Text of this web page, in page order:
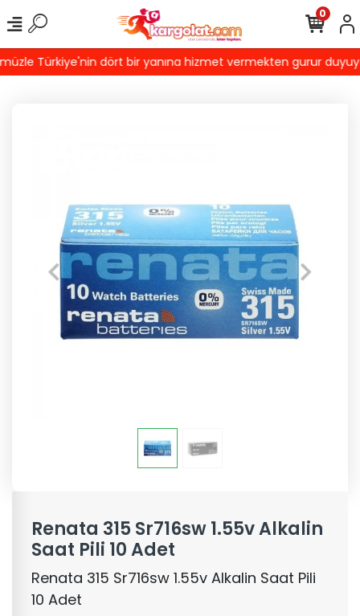
Türkiye'nin dört bir yanına hizmet vermekten gurur
0
Renata 315 Sr716sw 1.55v Alkalin
Saat Pili 10 Adet
Renata 315 Sr716sw 1.55v Alkalin Saat Pili
10 Adet